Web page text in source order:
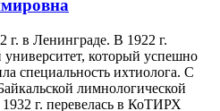
г. в Ленинграде. В 1922 г.
который успешно
специальность ихтиолога. С
лимнологической
г. перевелась в КоТИРХ